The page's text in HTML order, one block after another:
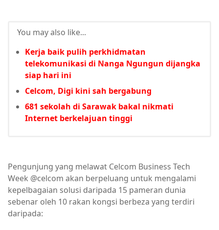
You may also like...
Kerja baik pulih perkhidmatan
telekomunikasi di Nanga Ngungun dijangka
siap hari ini
Celcom, Digi kini sah bergabung
681 sekolah di Sarawak bakal nikmati
Internet berkelajuan tinggi
Pengunjung yang melawat Celcom Business Tech
Week @celcom akan berpeluang untuk mengalami
kepelbagaian solusi daripada 15 pameran dunia
sebenar oleh 10 rakan kongsi berbeza yang terdiri
daripada: